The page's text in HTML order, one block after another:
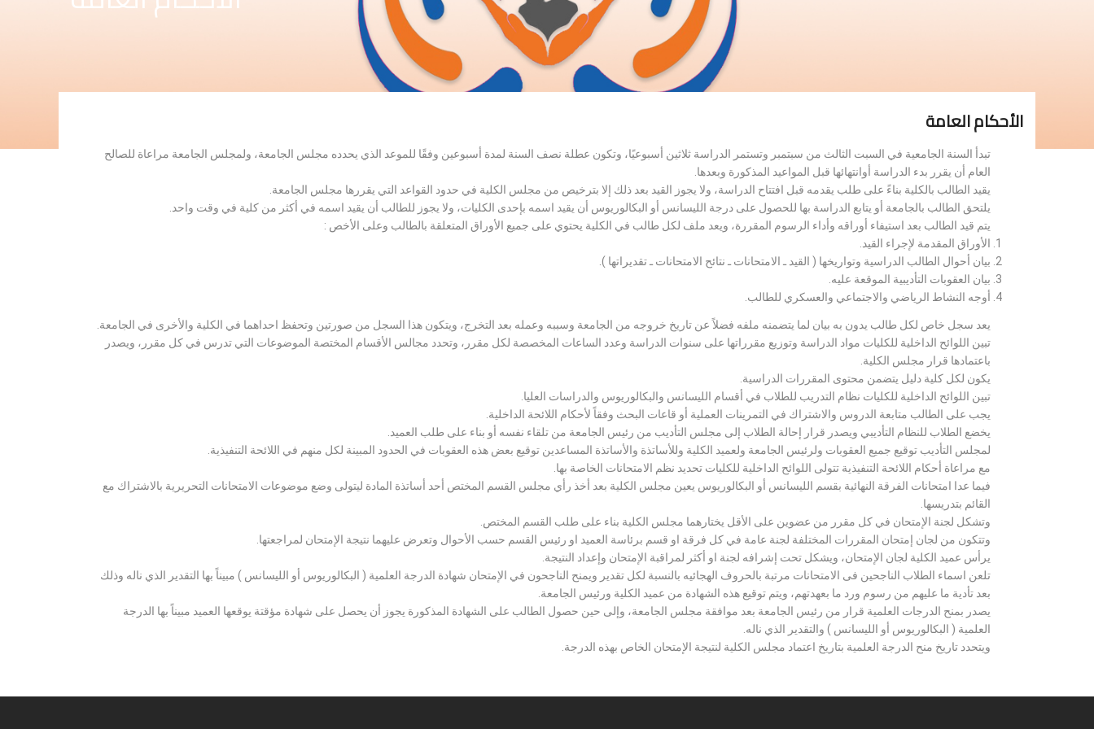
الأحكام العامة
تبدأ السنة الجامعية في السبت الثالث من سبتمبر وتستمر الدراسة ثلاثين أسبوعيًا، وتكون عطلة نصف السنة لمدة أسبوعين وفقًا للموعد الذي يحدده مجلس الجامعة، ولمجلس الجامعة مراعاة للصالح
العام أن يقرر بدء الدراسة أوانتهائها قبل المواعيد المذكورة وبعدها.
يقيد الطالب بالكلية بناءً على طلب يقدمه قبل افتتاح الدراسة، ولا يجوز القيد بعد ذلك إلا بترخيص من مجلس الكلية في حدود القواعد التي يقررها مجلس الجامعة.
يلتحق الطالب بالجامعة أو يتابع الدراسة بها للحصول على درجة الليسانس أو البكالوريوس أن يقيد اسمه بإحدى الكليات، ولا يجوز للطالب أن يقيد اسمه في أكثر من كلية في وقت واحد.
يتم قيد الطالب بعد استيفاء أوراقه وأداء الرسوم المقررة، ويعد ملف لكل طالب في الكلية يحتوي على جميع الأوراق المتعلقة بالطالب وعلى الأخص :
الأوراق المقدمة لإجراء القيد.
بيان أحوال الطالب الدراسية وتواريخها ( القيد ـ الامتحانات ـ نتائح الامتحانات ـ تقديراتها ).
بيان العقوبات التأديبية الموقعة عليه.
أوجه النشاط الرياضي والاجتماعي والعسكري للطالب.
يعد سجل خاص لكل طالب يدون به بيان لما يتضمنه ملفه فضلاً عن تاريخ خروجه من الجامعة وسببه وعمله بعد التخرج، ويتكون هذا السجل من صورتين وتحفظ احداهما في الكلية والأخرى في الجامعة.
تبين اللوائح الداخلية للكليات مواد الدراسة وتوزيع مقرراتها على سنوات الدراسة وعدد الساعات المخصصة لكل مقرر، وتحدد مجالس الأقسام المختصة الموضوعات التي تدرس في كل مقرر، ويصدر
باعتمادها قرار مجلس الكلية.
يكون لكل كلية دليل يتضمن محتوى المقررات الدراسية.
تبين اللوائح الداخلية للكليات نظام التدريب للطلاب في أقسام الليسانس والبكالوريوس والدراسات العليا.
يجب على الطالب متابعة الدروس والاشتراك في التمرينات العملية أو قاعات البحث وفقاً لأحكام اللائحة الداخلية.
يخضع الطلاب للنظام التأديبي ويصدر قرار إحالة الطلاب إلى مجلس التأديب من رئيس الجامعة من تلقاء نفسه أو بناء على طلب العميد.
لمجلس التأديب توقيع جميع العقوبات ولرئيس الجامعة ولعميد الكلية وللأساتذة والأساتذة المساعدين توقيع بعض هذه العقوبات في الحدود المبينة لكل منهم في اللائحة التنفيذية.
مع مراعاة أحكام اللائحة التنفيذية تتولى اللوائح الداخلية للكليات تحديد نظم الامتحانات الخاصة بها.
فيما عدا امتحانات الفرقة النهائية بقسم الليسانس أو البكالوريوس يعين مجلس الكلية بعد أخذ رأي مجلس القسم المختص أحد أساتذة المادة ليتولى وضع موضوعات الامتحانات التحريرية بالاشتراك مع
القائم بتدريسها.
وتشكل لجنة الإمتحان في كل مقرر من عضوين على الأقل يختارهما مجلس الكلية بناء على طلب القسم المختص.
وتتكون من لجان إمتحان المقررات المختلفة لجنة عامة في كل فرقة او قسم برئاسة العميد او رئيس القسم حسب الأحوال وتعرض عليهما نتيجة الإمتحان لمراجعتها.
يرأس عميد الكلية لجان الإمتحان، ويشكل تحت إشرافه لجنة او أكثر لمراقبة الإمتحان وإعداد النتيجة.
تلعن اسماء الطلاب الناجحين فى الامتحانات مرتبة بالحروف الهجائيه بالنسبة لكل تقدير ويمنح الناجحون في الإمتحان شهادة الدرجة العلمية ( البكالوريوس أو الليسانس ) مبيناً بها التقدير الذي ناله وذلك
بعد تأدية ما عليهم من رسوم ورد ما بعهدتهم، ويتم توقيع هذه الشهادة من عميد الكلية ورئيس الجامعة.
يصدر بمنح الدرجات العلمية قرار من رئيس الجامعة بعد موافقة مجلس الجامعة، وإلى حين حصول الطالب على الشهادة المذكورة يجوز أن يحصل على شهادة مؤقتة يوقعها العميد مبيناً بها الدرجة
العلمية ( البكالوريوس أو الليسانس ) والتقدير الذي ناله.
ويتحدد تاريخ منح الدرجة العلمية بتاريخ اعتماد مجلس الكلية لنتيجة الإمتحان الخاص بهذه الدرجة.